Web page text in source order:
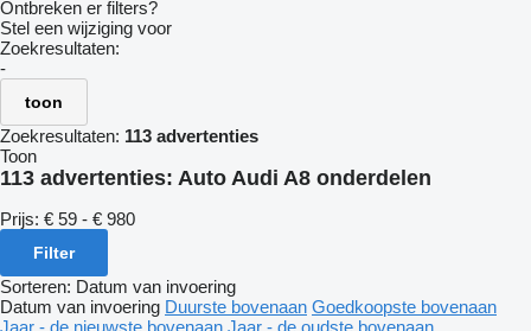
Ontbreken er filters?
Stel een wijziging voor
Zoekresultaten:
-
toon
Zoekresultaten: 113 advertenties
Toon
113 advertenties: Auto Audi A8 onderdelen
Prijs: € 59 - € 980
Filter
Sorteren: Datum van invoering
Datum van invoering Duurste bovenaan Goedkoopste bovenaan
Jaar - de nieuwste bovenaan Jaar - de oudste bovenaan